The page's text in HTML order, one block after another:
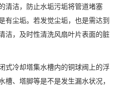
清洁，防止水垢污垢将管道堵塞
有尘垢。若发觉尘垢，也是需达到
洁，及时性清洗风扇叶片表面的脏
冷却塔集水槽内的铜球阀上的浮
、塔脚等是不是发生漏水状况，